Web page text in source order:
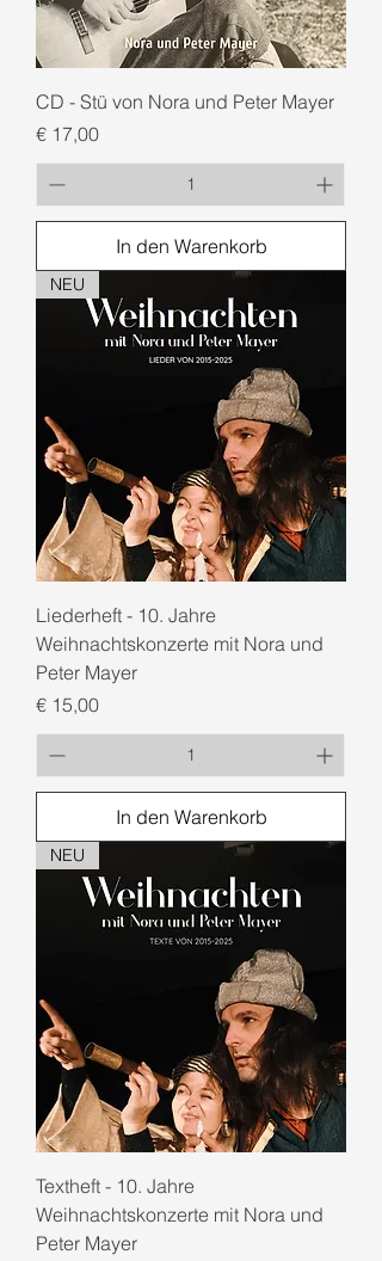
CD - Stü von Nora und Peter Mayer
Preis
€ 17,00
In den Warenkorb
NEU
Liederheft - 10. Jahre
Weihnachtskonzerte mit Nora und
Peter Mayer
Preis
€ 15,00
In den Warenkorb
NEU
Textheft - 10. Jahre
Weihnachtskonzerte mit Nora und
Peter Mayer